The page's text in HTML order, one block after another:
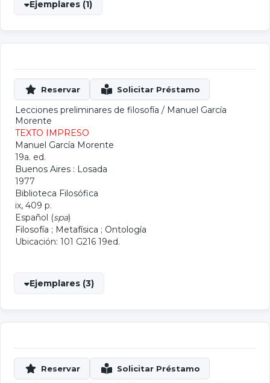
Ejemplares (1)
Lecciones preliminares de filosofía / Manuel García
Morente
TEXTO IMPRESO
Manuel García Morente
19a. ed.
Buenos Aires : Losada
1977
Biblioteca Filosófica
ix, 409 p.
Español (spa)
Filosofía ; Metafísica ; Ontología
Ubicación: 101 G216 19ed.
Ejemplares (3)